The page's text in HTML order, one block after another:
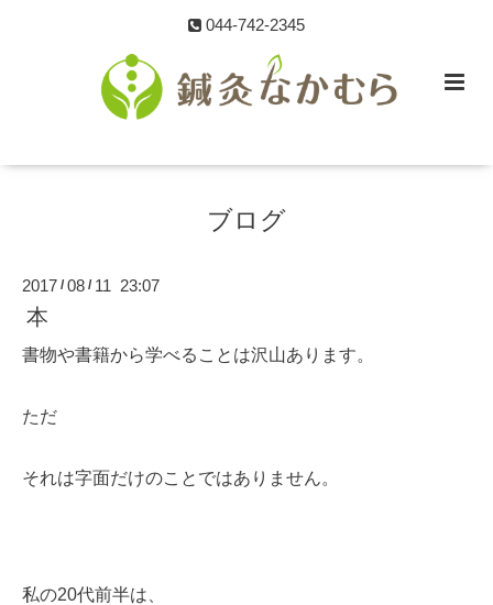
044-742-2345
ブログ
2017 /08 / 11 23:07
本
書物や書籍から学べることは沢山あります。
ただ
それは字面だけのことではありません。
私の20代前半は、